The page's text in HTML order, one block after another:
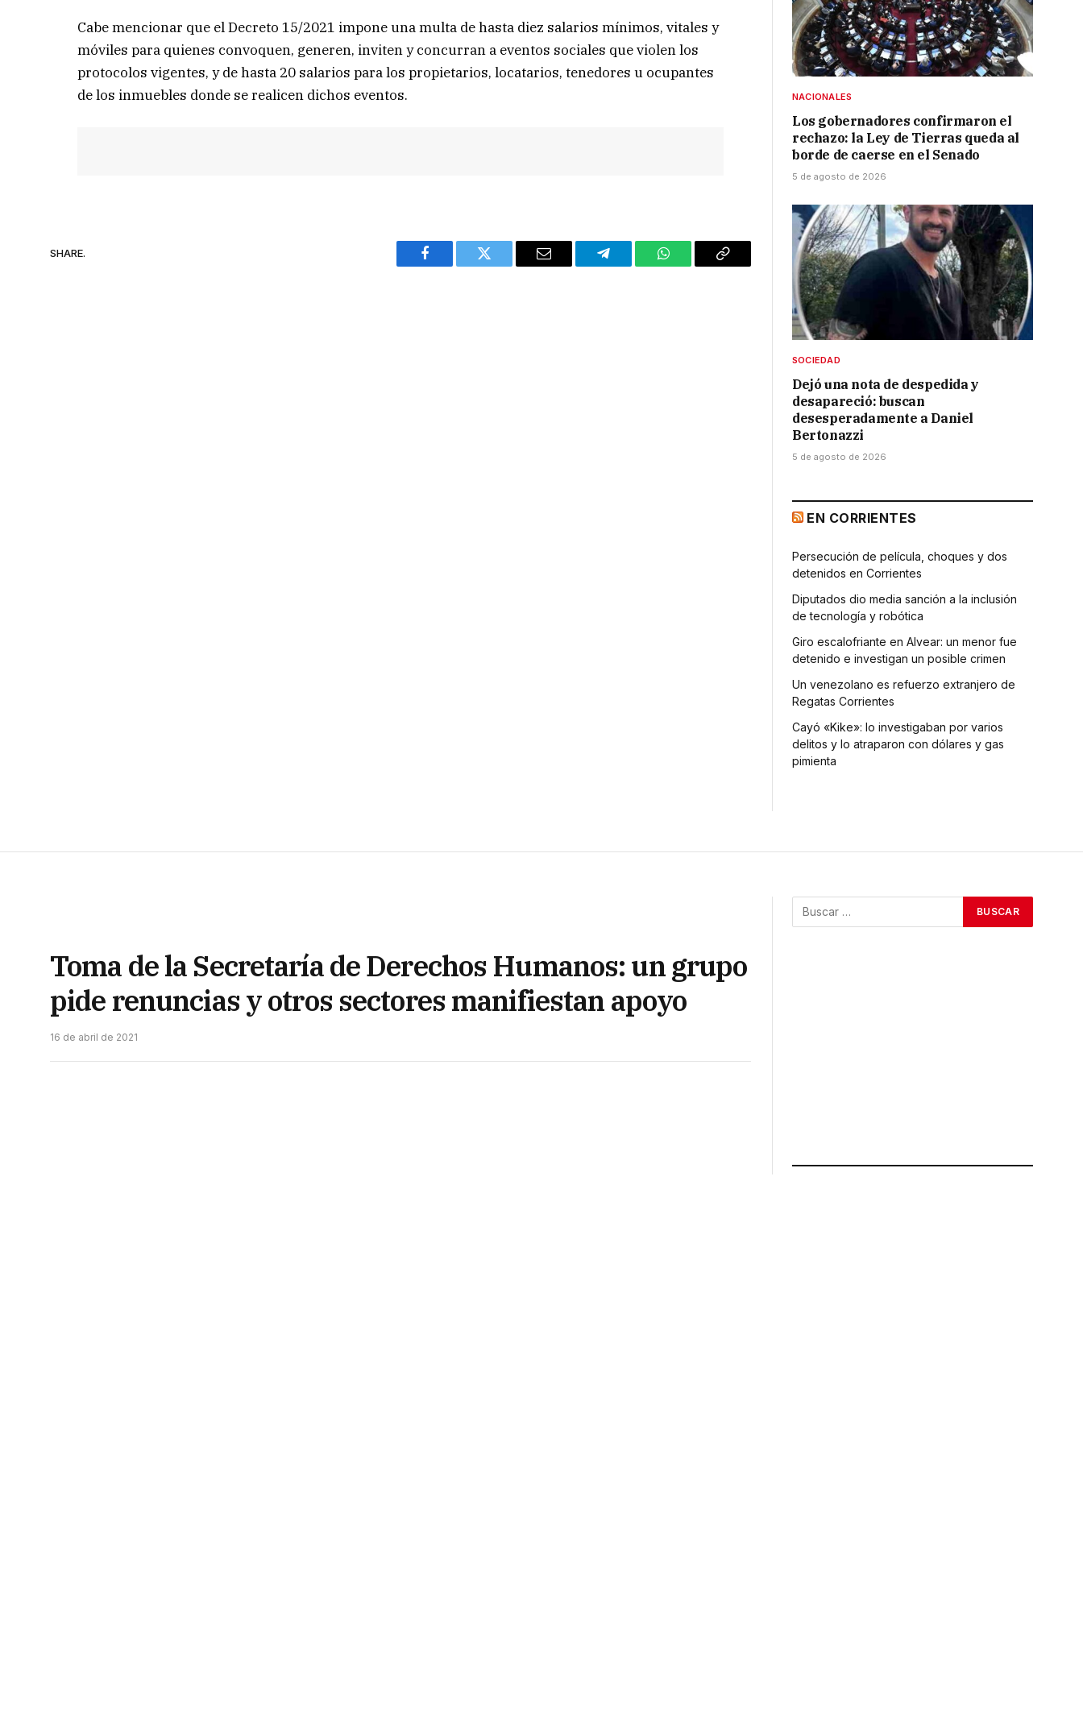
Cabe mencionar que el Decreto 15/2021 impone una multa de hasta diez salarios mínimos, vitales y
móviles para quienes convoquen, generen, inviten y concurran a eventos sociales que violen los
protocolos vigentes, y de hasta 20 salarios para los propietarios, locatarios, tenedores u ocupantes
de los inmuebles donde se realicen dichos eventos.
SHARE.
Facebook Twitter Email Telegram WhatsAppCopy
NACIONALES
Los gobernadores confirmaron el
rechazo: la Ley de Tierras queda al
borde de caerse en el Senado
5 de agosto de 2026
SOCIEDAD
Dejó una nota de despedida y
desapareció: buscan
desesperadamente a Daniel
Bertonazzi
5 de agosto de 2026
EN CORRIENTES
Persecución de película, choques y dos
detenidos en Corrientes
Diputados dio media sanción a la inclusión
de tecnología y robótica
Giro escalofriante en Alvear: un menor fue
detenido e investigan un posible crimen
Un venezolano es refuerzo extranjero de
Regatas Corrientes
Cayó «Kike»: lo investigaban por varios
delitos y lo atraparon con dólares y gas
pimienta
Toma de la Secretaría de Derechos Humanos: un grupo
pide renuncias y otros sectores manifiestan apoyo
16 de abril de 2021